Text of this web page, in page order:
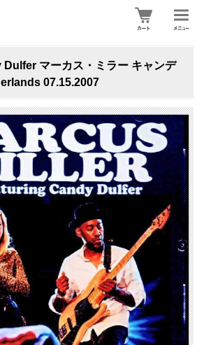
マーカス・ミラー キャンデ
07.15.2007